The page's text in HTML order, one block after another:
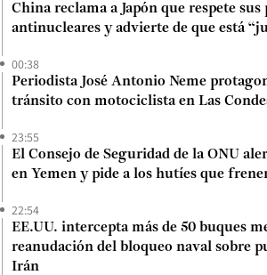
China reclama a Japón que respete
antinucleares y advierte de que está
00:38
Periodista José Antonio Neme
tránsito con motociclista en Las
23:55
El Consejo de Seguridad de la ONU
en Yemen y pide a los hutíes que
22:54
EE.UU. intercepta más de 50 buques
reanudación del bloqueo naval sobre
Irán